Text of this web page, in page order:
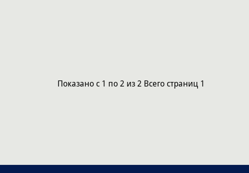
Показано с 1 по 2 из 2 Всего страниц 1